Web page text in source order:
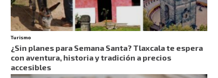
Turismo
¿Sin planes para Semana Santa? Tlaxcala te espera
con aventura, historia y tradición a precios
accesibles